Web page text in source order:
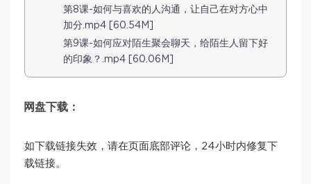
第8课-如何与喜欢的人沟通，让自己在对方心中
加分.mp4 [60.54M]
第9课-如何应对陌生聚会聊天，给陌生人留下好
的印象？.mp4 [60.06M]
网盘下载：
如下载链接失效，请在页面底部评论，24小时内修复下
载链接。